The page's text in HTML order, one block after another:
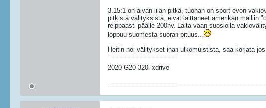
3.15:1 on aivan liian pitkä, tuohan on sport evon
pitkistä välityksistä, eivät laittaneet amerikan malliin
reippaasti päälle 200hv. Laita vaan suosiolla
loppuu suomesta suoran pituus..
Heitin noi välitykset ihan ulkomuistista, saa korjata
2020 G20 320i xdrive